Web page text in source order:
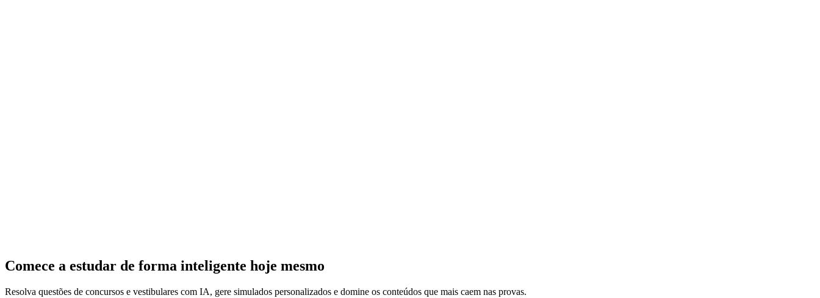
Comece a estudar de forma inteligente hoje mesmo
Resolva questões de concursos e vestibulares com IA, gere simulados personalizados e domine os conteúdos que mais caem nas provas.